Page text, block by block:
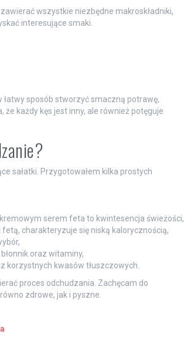
wszystkie niezbędne makroskładniki,
interesujące smaki.
sposób stworzyć smaczną potrawę,
że każdy kęs jest inny, ale również potęguje
sałatki. Przygotowałem kilka prostych
serem feta to kwintesencja świeżości,
charakteryzuje się niską kalorycznością,
oraz witaminy,
korzystnych kwasów tłuszczowych.
proces odchudzania. Zachęcam do
zdrowe, jak i pyszne.